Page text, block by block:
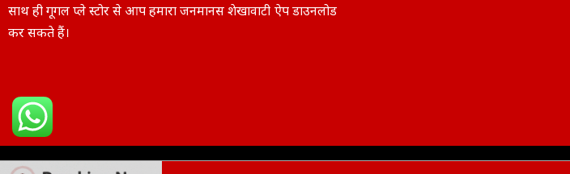
साथ ही गूगल प्ले स्टोर से आप हमारा जनमानस शेखावाटी ऐप डाउनलोड
कर सकते हैं।
Copyright © 2025janmanasshekhawati.com